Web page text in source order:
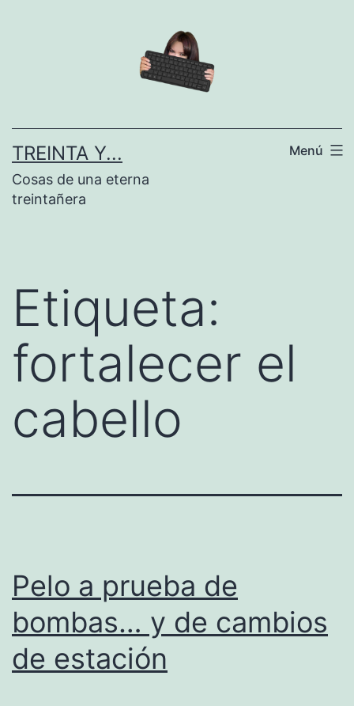
TREINTA Y...
Cosas de una eterna
treintañera
Menú
Etiqueta:
fortalecer el
cabello
Pelo a prueba de
bombas… y de cambios
de estación